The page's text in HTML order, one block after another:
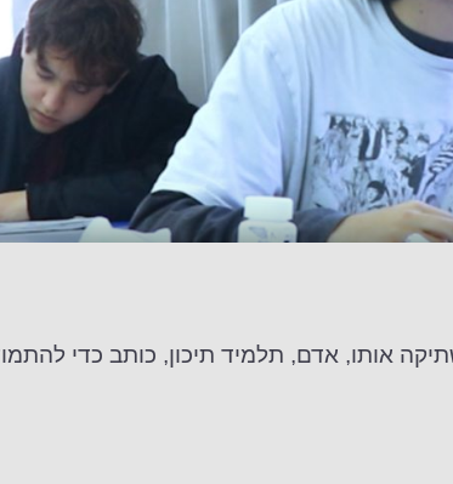
אותו, אדם, תלמיד תיכון, כותב כדי